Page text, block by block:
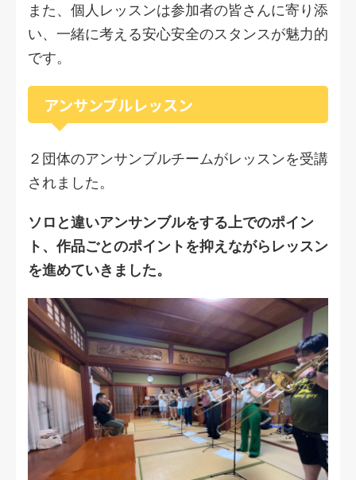
また、個人レッスンは参加者の皆さんに寄り添
い、一緒に考える安心安全のスタンスが魅力的
です。
アンサンブルレッスン
２団体のアンサンブルチームがレッスンを受講
されました。
ソロと違いアンサンブルをする上でのポイン
ト、作品ごとのポイントを抑えながらレッスン
を進めていきました。